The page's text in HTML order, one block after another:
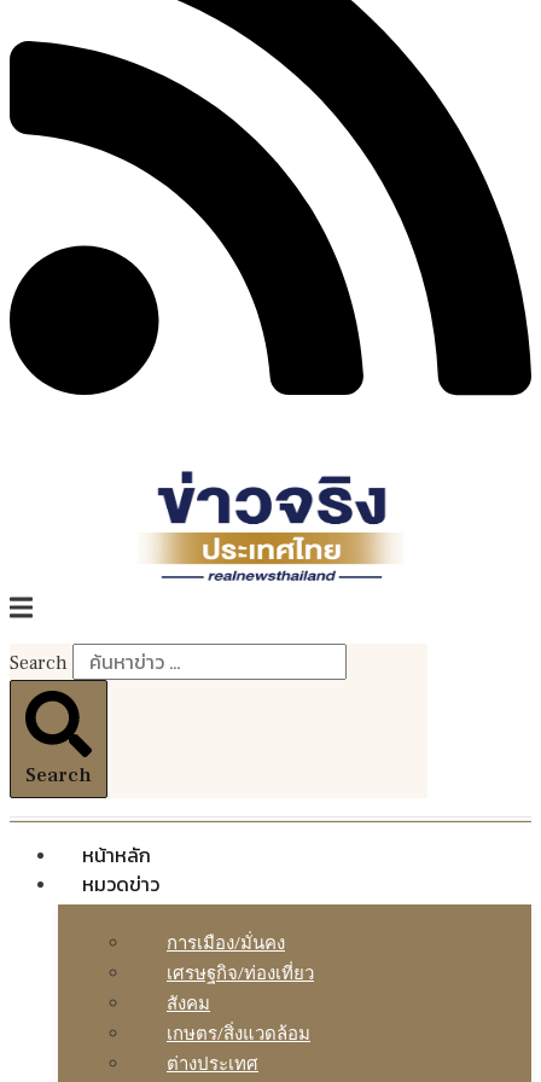
Search
Search
หน้าหลัก
หมวดข่าว
การเมือง/มั่นคง
เศรษฐกิจ/ท่องเที่ยว
สังคม
เกษตร/สิ่งแวดล้อม
ต่างประเทศ